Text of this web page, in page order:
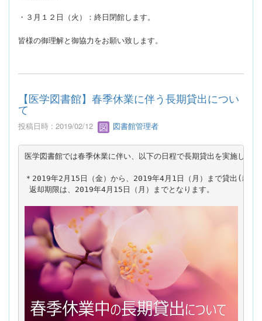
・３月１２日（火）：終日閉館します。
皆様の御理解と御協力をお願い致します。
【医学図書館】春季休業に伴う長期貸出につい
て
投稿日時 : 2019/02/12 図書館管理者
＊2019年2月15日（金）から、2019年4月1日（月）まで貸出(雑誌
返却期限は、2019年4月15日（月）までとなります。